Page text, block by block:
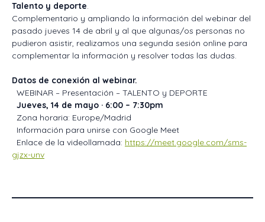
Talento y deporte.
Complementario y ampliando la información del webinar del
pasado jueves 14 de abril y al que algunas/os personas no
pudieron asistir, realizamos una segunda sesión online para
complementar la información y resolver todas las dudas.
Datos de conexión al webinar.
WEBINAR – Presentación – TALENTO y DEPORTE
Jueves, 14 de mayo · 6:00 – 7:30pm
Zona horaria: Europe/Madrid
Información para unirse con Google Meet
Enlace de la videollamada: https://meet.google.com/sms-
gjzx-unv